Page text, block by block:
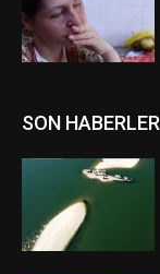
SON HABERLER